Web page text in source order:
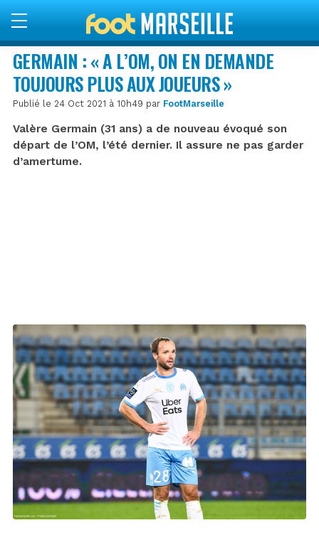
GERMAIN : « A L’OM, ON EN DEMANDE
TOUJOURS PLUS AUX JOUEURS »
Publié le 24 Oct 2021 à 10h49 par FootMarseille
Valère Germain (31 ans) a de nouveau évoqué son
départ de l’OM, l’été dernier. Il assure ne pas garder
d’amertume.